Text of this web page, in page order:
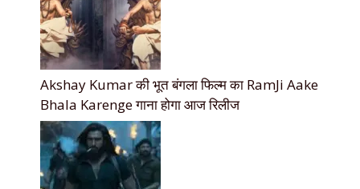
Akshay Kumar की भूत बंगला फिल्म का RamJi Aake
Bhala Karenge गाना होगा आज रिलीज